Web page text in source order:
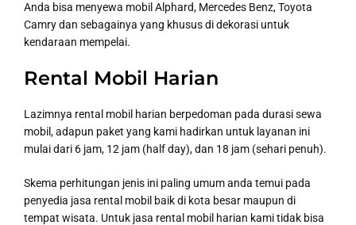
Anda bisa menyewa mobil Alphard, Mercedes Benz, Toyota
Camry dan sebagainya yang khusus di dekorasi untuk
kendaraan mempelai.
Rental Mobil Harian
Lazimnya rental mobil harian berpedoman pada durasi sewa
mobil, adapun paket yang kami hadirkan untuk layanan ini
mulai dari 6 jam, 12 jam (half day), dan 18 jam (sehari penuh).
Skema perhitungan jenis ini paling umum anda temui pada
penyedia jasa rental mobil baik di kota besar maupun di
tempat wisata. Untuk jasa rental mobil harian kami tidak bisa